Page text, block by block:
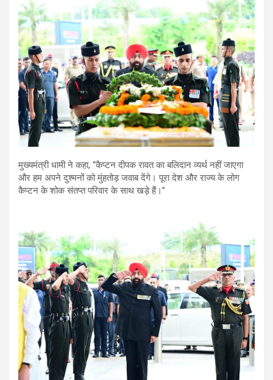
मुख्यमंत्री धामी ने कहा, “कैप्टन दीपक रावत का बलिदान व्यर्थ नहीं जाएगा
और हम अपने दुश्मनों को मुंहतोड़ जवाब देंगे। पूरा देश और राज्य के लोग
कैप्टन के शोक संतप्त परिवार के साथ खड़े हैं।”